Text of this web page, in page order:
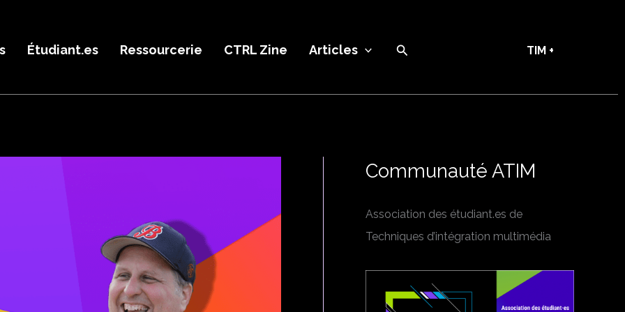
Étudiant.es Ressourcerie CTRL Zine Articles Recherche TIM +
Communauté ATIM
Association des étudiant.es de
Techniques d’intégration multimédia